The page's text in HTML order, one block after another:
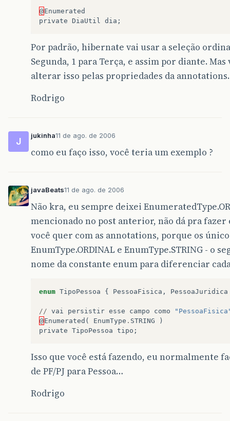
@Enumerated
private DiaUtil dia ;
Por padrão, hibernate vai usar a seleção
Segunda, 1 para Terça, e assim por diante. Mas
alterar isso pelas propriedades da annotations.
Rodrigo
J
jukinha11 de ago. de 2006
como eu faço isso, você teria um exemplo ?
javaBeats11 de ago. de 2006
Não kra, eu sempre deixei
mencionado no post anterior, não dá pra fazer
você quer com as annotations, porque os
EnumType.ORDINAL e EnumType.STRING - o
nome da constante enum para diferenciar
enum TipoPessoa { PessoaFisica , PessoaJuridica
// vai persistir esse campo como
@Enumerated ( EnumType . STRING
)
private TipoPessoa tipo ;
Isso que você está fazendo, eu normalmente
de PF/PJ para Pessoa…
Rodrigo